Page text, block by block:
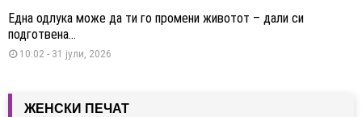
Една одлука може да ти го промени животот – дали си
подготвена...
10:02 - 31 јули, 2026
ЖЕНСКИ ПЕЧАТ